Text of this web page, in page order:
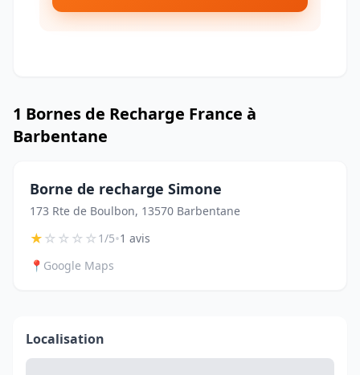
1 Bornes de Recharge France à
Barbentane
Borne de recharge Simone
173 Rte de Boulbon, 13570 Barbentane
★☆☆☆☆1/5•1 avis
📍 Google Maps
Localisation